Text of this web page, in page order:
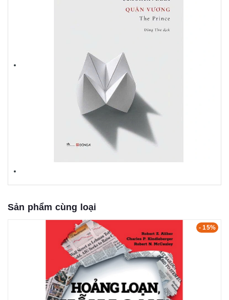
Sản phẩm cùng loại
- 15%